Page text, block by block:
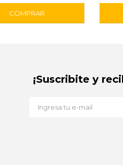
¡Suscribite y